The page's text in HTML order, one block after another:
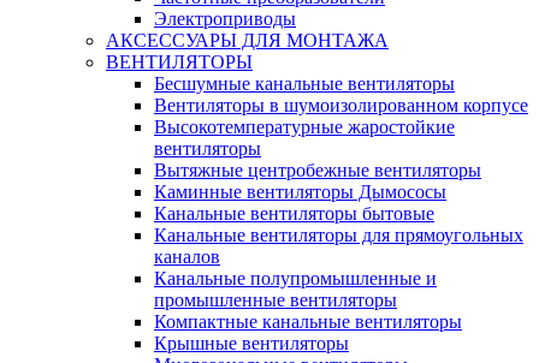
Электроприводы
АКСЕССУАРЫ ДЛЯ МОНТАЖА
ВЕНТИЛЯТОРЫ
Бесшумные канальные вентиляторы
Вентиляторы в шумоизолированном корпусе
Высокотемпературные жаростойкие
вентиляторы
Вытяжные центробежные вентиляторы
Каминные вентиляторы Дымососы
Канальные вентиляторы бытовые
Канальные вентиляторы для прямоугольных
каналов
Канальные полупромышленные и
промышленные вентиляторы
Компактные канальные вентиляторы
Крышные вентиляторы